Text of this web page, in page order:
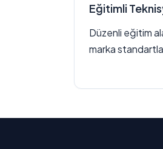
Eğitimli
Düzenli eğitim
marka